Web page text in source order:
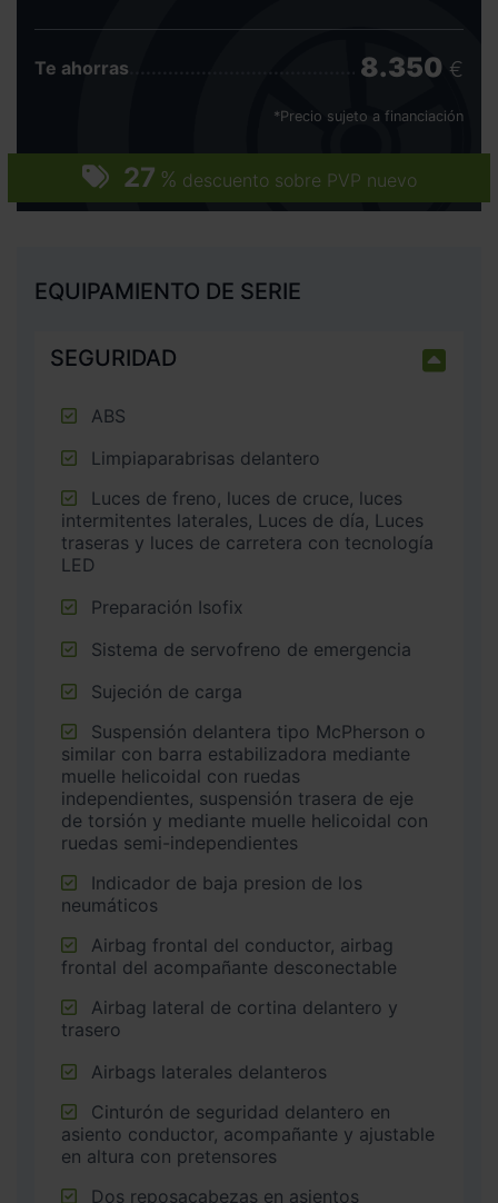
27 % descuento sobre PVP nuevo
Te ahorras 8.350 €
*Precio sujeto a financiación
EQUIPAMIENTO DE SERIE
SEGURIDAD
ABS
Limpiaparabrisas delantero
intermitentes laterales, Luces de día, Luces
traseras y luces de carretera con tecnología
LED
Preparación Isofix
Sistema de servofreno de emergencia
Sujeción de carga
similar con barra estabilizadora mediante
muelle helicoidal con ruedas
independientes, suspensión trasera de eje
de torsión y mediante muelle helicoidal con
ruedas semi-independientes
neumáticos
frontal del acompañante desconectable
trasero
Airbags laterales delanteros
asiento conductor, acompañante y ajustable
en altura con pretensores